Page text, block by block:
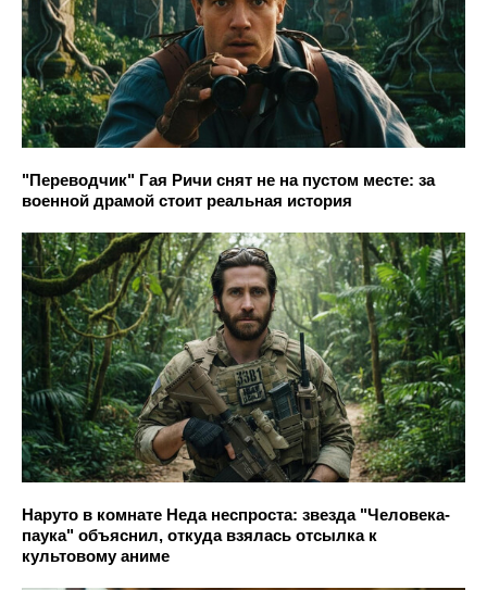
"Переводчик" Гая Ричи снят не на пустом месте: за
военной драмой стоит реальная история
Наруто в комнате Неда неспроста: звезда "Человека-
паука" объяснил, откуда взялась отсылка к
культовому аниме